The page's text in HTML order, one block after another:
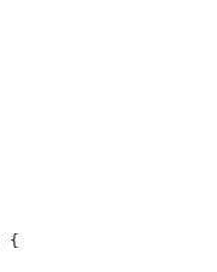
{